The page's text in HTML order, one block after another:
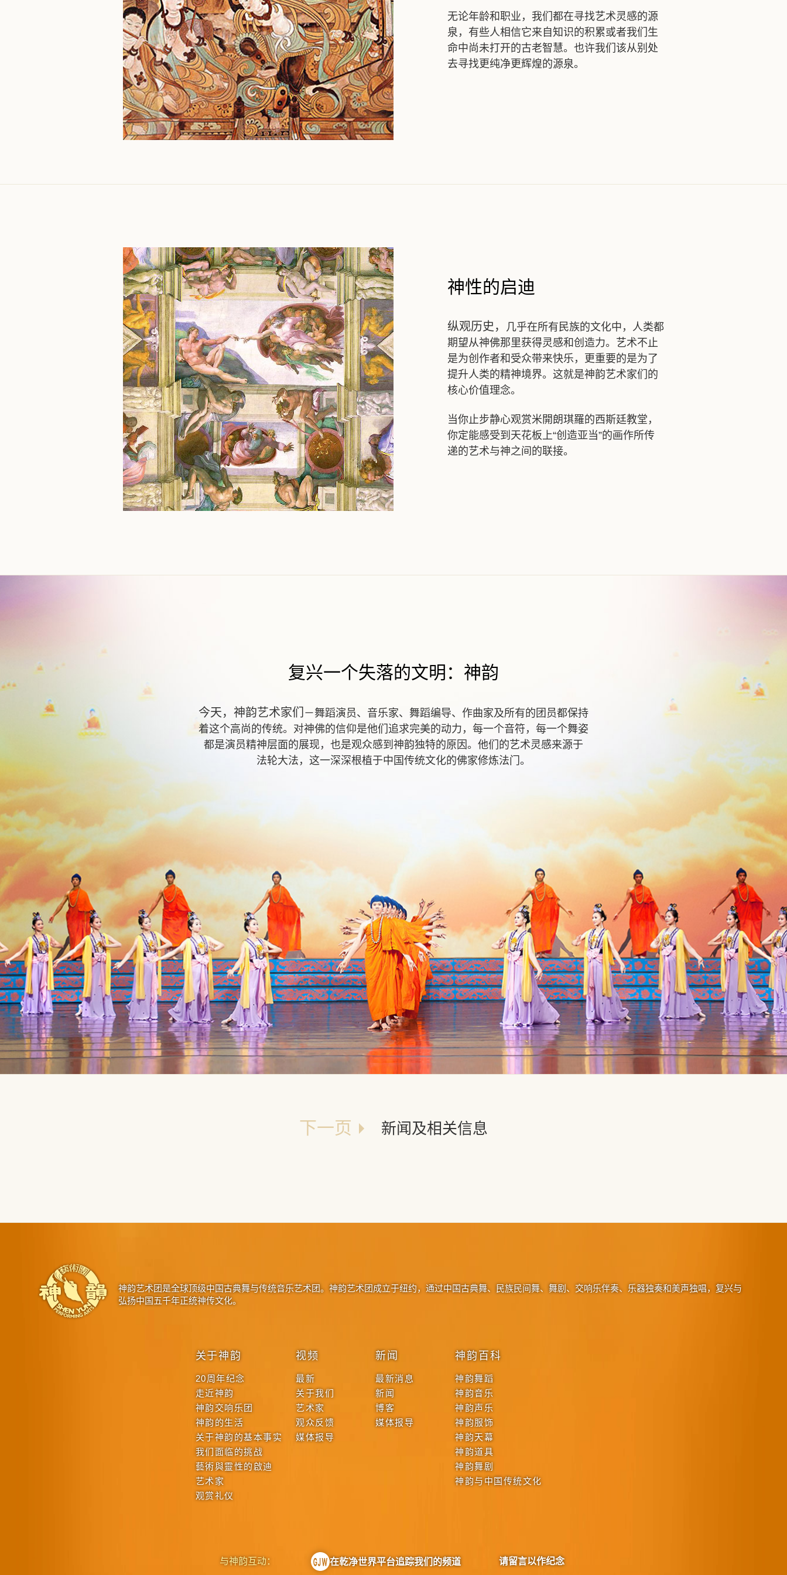
无论年龄和职业，我们都在寻找艺术灵感的源
泉，有些人相信它来自知识的积累或者我们生
命中尚未打开的古老智慧。也许我们该从别处
去寻找更纯净更辉煌的源泉。
神性的启迪
纵观历史， 几乎在所有民族的文化中，人类都
期望从神佛那里获得灵感和创造力。艺术不止
是为创作者和受众带来快乐，更重要的是为了
提升人类的精神境界。这就是神韵艺术家们的
核心价值理念。
当你止步静心观赏米開朗琪羅的西斯廷教堂，
你定能感受到天花板上“创造亚当”的画作所
传递的艺术与神之间的联接。
复兴一个失落的文明：神韵
今天，神韵艺术家们－舞蹈演员、音乐家、舞蹈编导、作曲家及所有的团员都保持
着这个高尚的传统。对神佛的信仰是他们追求完美的动力，每一个音符，每一个舞姿
都是演员精神层面的展现，也是观众感到神韵独特的原因。他们的艺术灵感来源于
法轮大法，这一深深根植于中国传统文化的佛家修炼法门。
下一页 新闻及相关信息
神韵艺术团是全球顶级中国古典舞与传统音乐艺术团。神韵艺术团成立于纽约，通过中国古典舞、民族民间舞、舞剧、交响乐伴奏、乐器独奏和美声独唱，复兴与
弘扬中国五千年正统神传文化。
关于神韵
20周年纪念
走近神韵
神韵交响乐团
神韵的生活
关于神韵的基本事实
我们面临的挑战
藝術與靈性的啟迪
艺术家
观赏礼仪
视频
最新
关于我们
艺术家
观众反馈
媒体报导
新闻
最新消息
新闻
博客
媒体报导
神韵百科
神韵舞蹈
神韵音乐
神韵声乐
神韵服饰
神韵天幕
神韵道具
神韵舞剧
神韵与中国传统文化
与神韵互动： 在乾净世界平台追踪我们的频道 请留言以作纪念